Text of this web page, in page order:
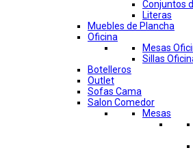
Conjuntos
Literas
Muebles de Plancha
Oficina
Mesas
Sillas
Botelleros
Outlet
Sofas Cama
Salon Comedor
Mesas